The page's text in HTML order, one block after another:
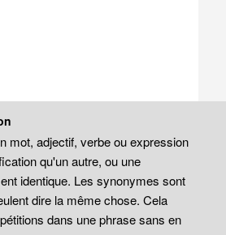
mot, adjectif, verbe ou expression
qu'un autre, ou une
identique. Les synonymes sont
dire la même chose. Cela
dans une phrase sans en